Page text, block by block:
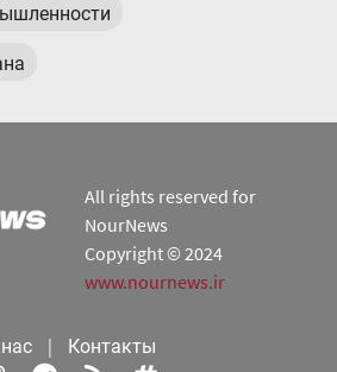
All rights reserved for
NourNews
Copyright © 2024
www.nournews.ir
| Контакты